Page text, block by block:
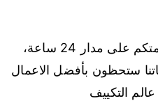
فقسم خدمة الزبائن في خدمتكم على مدار 24 ساعة،
ستحظون بأفضل الاعمال
التكييف